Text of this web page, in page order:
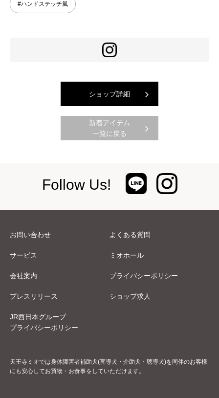
#ハンドステッチ風
ショップ詳細
新着アイテム
一覧に戻る
Follow Us!
お問い合わせ よくある質問
サービス ミオホール
会社案内 プライバシーポリシー
プレスリリース ショップ求人
JR西日本グループ
プライバシーポリシー
天王寺ミオでは身体障害者補助犬(盲導犬・介助犬・聴導犬)を同伴のお客様
にも安心してお買物・お食事をしていただけます。